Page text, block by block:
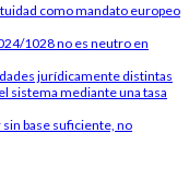
como mandato europeo
1028 no es neutro en
jurídicamente distintas
sistema mediante una tasa
base suficiente, no